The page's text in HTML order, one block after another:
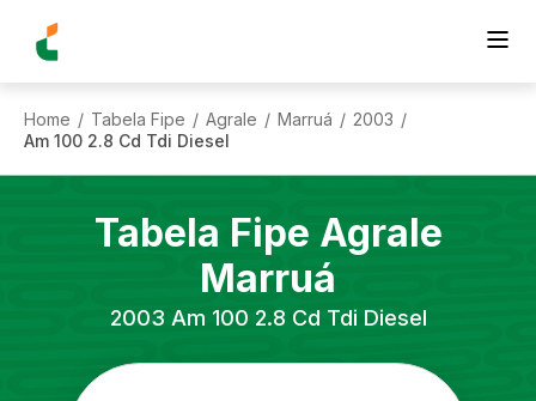
Home / Tabela Fipe / Agrale / Marruá / 2003 /
Am 100 2.8 Cd Tdi Diesel
Tabela Fipe Agrale
Marruá
2003 Am 100 2.8 Cd Tdi Diesel